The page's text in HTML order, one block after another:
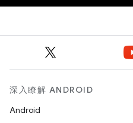
深入瞭解 ANDROID
Android